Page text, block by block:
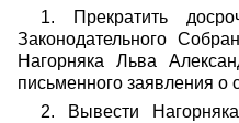
1. Прекратить
Законодательного
Нагорняка Льва
письменного заявления о
2. Вывести